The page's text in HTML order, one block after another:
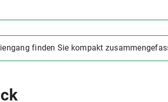
finden Sie kompakt